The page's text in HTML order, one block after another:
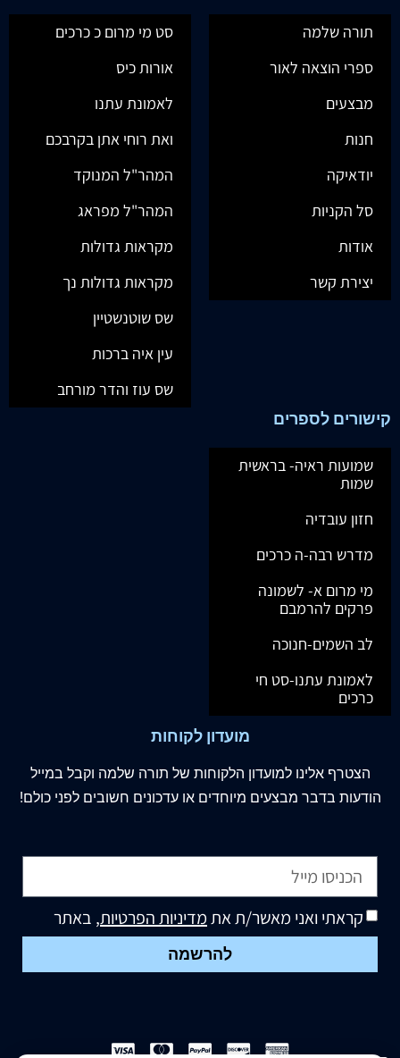
תורה שלמה
ספרי הוצאה לאור
מבצעים
חנות
יודאיקה
סל הקניות
אודות
יצירת קשר
סט מי מרום כ כרכים
אורות כיס
לאמונת עתנו
ואת רוחי אתן בקרבכם
המהר"ל המנוקד
המהר"ל מפראג
מקראות גדולות
מקראות גדולות נך
שס שוטנשטיין
עין איה ברכות
שס עוז והדר מורחב
קישורים לספרים
שמועות ראיה- בראשית
שמות
חזון עובדיה
מדרש רבה-ה כרכים
מי מרום א- לשמונה
פרקים להרמבם
לב השמים-חנוכה
לאמונת עתנו-סט חי
כרכים
מועדון לקוחות
הצטרף אלינו למועדון הלקוחות של תורה שלמה וקבל במייל
הודעות בדבר מבצעים מיוחדים או עדכונים חשובים לפני כולם!
קראתי ואני מאשר/ת אתמדיניות הפרטיות, באתר
להרשמה